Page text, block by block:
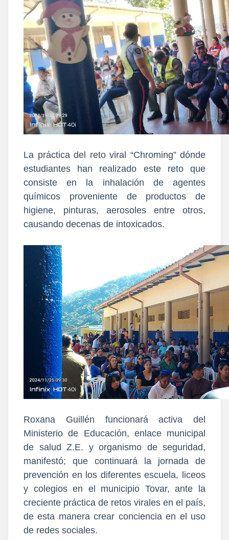
La práctica del reto viral “Chroming” dónde
estudiantes han realizado este reto que
consiste en la inhalación de agentes
químicos proveniente de productos de
higiene, pinturas, aerosoles entre otros,
causando decenas de intoxicados.
Roxana Guillén funcionará activa del
Ministerio de Educación, enlace municipal
de salud Z.E. y organismo de seguridad,
manifestó; que continuará la jornada de
prevención en los diferentes escuela, liceos
y colegios en el municipio Tovar, ante la
creciente práctica de retos virales en el país,
de esta manera crear conciencia en el uso
de redes sociales.